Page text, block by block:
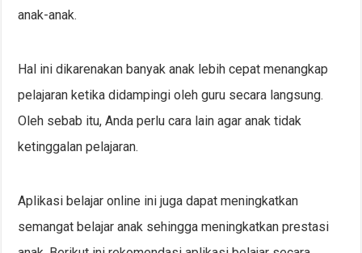
anak-anak.
Hal ini dikarenakan banyak anak lebih cepat menangkap
pelajaran ketika didampingi oleh guru secara langsung.
Oleh sebab itu, Anda perlu cara lain agar anak tidak
ketinggalan pelajaran.
Aplikasi belajar online ini juga dapat meningkatkan
semangat belajar anak sehingga meningkatkan prestasi